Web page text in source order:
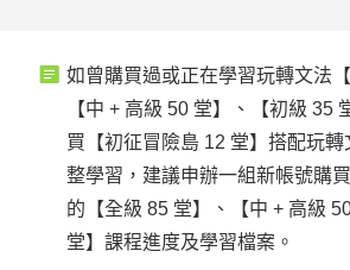
如曾購買過或正在學習玩轉文法
【中 + 高級 50 堂】、【初級 35
買【初征冒險島 12 堂】搭配玩
整學習，建議申辦一組新帳號購
的【全級 85 堂】、【中 + 高級
堂】課程進度及學習檔案。